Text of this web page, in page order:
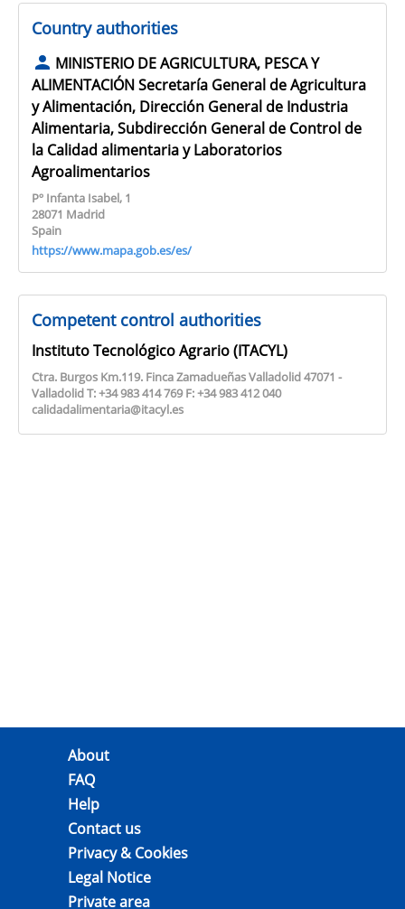
Country authorities
MINISTERIO DE AGRICULTURA, PESCA Y
ALIMENTACIÓN Secretaría General de Agricultura
y Alimentación, Dirección General de Industria
Alimentaria, Subdirección General de Control de
la Calidad alimentaria y Laboratorios
Agroalimentarios
Pº Infanta Isabel, 1
28071 Madrid
Spain
https://www.mapa.gob.es/es/
Competent control authorities
Instituto Tecnológico Agrario (ITACYL)
Ctra. Burgos Km.119. Finca Zamadueñas Valladolid 47071 -
Valladolid T: +34 983 414 769 F: +34 983 412 040
calidadalimentaria@itacyl.es
About
FAQ
Help
Contact us
Privacy & Cookies
Legal Notice
Private area